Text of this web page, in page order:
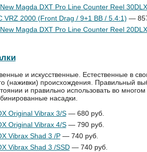
Magda DXT Pro Line Counter Reel
VRZ 2000 (Front Drag / 9+1 BB / 5.4:1) —
Magda DXT Pro Line Counter Reel
и искусственные. Естественные в
(наживки) происхожде­ния. Правильный
и правильно использовать во
насадки.
Original Vibrax 3/S— 680 руб.
Original Vibrax 4/S— 790 руб.
Vibrax Shad 3 /P— 740 руб.
Vibrax Shad 3 /SSD— 740 руб.